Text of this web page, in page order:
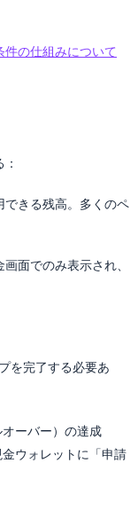
件の仕組みについて
きる残高。多くのペ
面でのみ表示され、
を完了する必要あ
ーバー）の達成
ウォレットに「申請